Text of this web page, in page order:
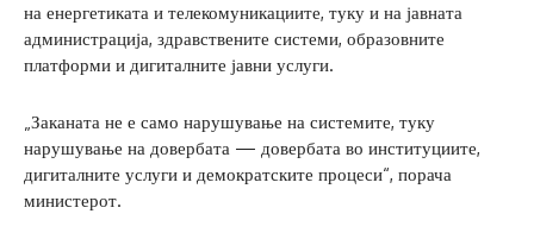
на енергетиката и телекомуникациите, туку и на јавната
администрација, здравствените системи, образовните
платформи и дигиталните јавни услуги.
„Заканата не е само нарушување на системите, туку
нарушување на довербата — довербата во институциите,
дигиталните услуги и демократските процеси“, порача
министерот.